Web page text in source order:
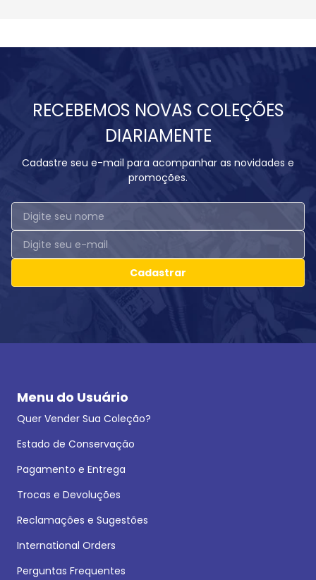
RECEBEMOS NOVAS COLEÇÕES
DIARIAMENTE
Cadastre seu e-mail para acompanhar as novidades e
promoções.
Cadastrar
Menu do Usuário
Quer Vender Sua Coleção?
Estado de Conservação
Pagamento e Entrega
Trocas e Devoluções
Reclamações e Sugestões
International Orders
Perguntas Frequentes